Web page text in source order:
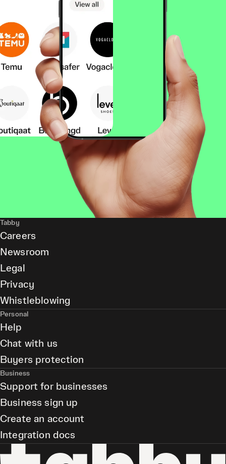
Tabby
Careers
Newsroom
Legal
Privacy
Whistleblowing
Personal
Help
Chat with us
Buyers protection
Business
Support for businesses
Business sign up
Create an account
Integration docs